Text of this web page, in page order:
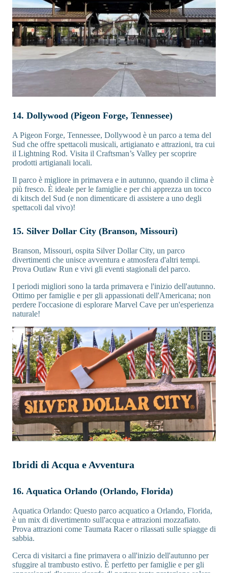
14. Dollywood (Pigeon Forge, Tennessee)
A Pigeon Forge, Tennessee, Dollywood è un parco a tema del
Sud che offre spettacoli musicali, artigianato e attrazioni, tra cui
il Lightning Rod. Visita il Craftsman’s Valley per scoprire
prodotti artigianali locali.
Il parco è migliore in primavera e in autunno, quando il clima è
più fresco. È ideale per le famiglie e per chi apprezza un tocco
di kitsch del Sud (e non dimenticare di assistere a uno degli
spettacoli dal vivo)!
15. Silver Dollar City (Branson, Missouri)
Branson, Missouri, ospita Silver Dollar City, un parco
divertimenti che unisce avventura e atmosfera d'altri tempi.
Prova Outlaw Run e vivi gli eventi stagionali del parco.
I periodi migliori sono la tarda primavera e l'inizio dell'autunno.
Ottimo per famiglie e per gli appassionati dell'Americana; non
perdere l'occasione di esplorare Marvel Cave per un'esperienza
naturale!
Ibridi di Acqua e Avventura
16. Aquatica Orlando (Orlando, Florida)
Aquatica Orlando: Questo parco acquatico a Orlando, Florida,
è un mix di divertimento sull'acqua e attrazioni mozzafiato.
Prova attrazioni come Taumata Racer o rilassati sulle spiagge di
sabbia.
Cerca di visitarci a fine primavera o all'inizio dell'autunno per
sfuggire al trambusto estivo. È perfetto per famiglie e per gli